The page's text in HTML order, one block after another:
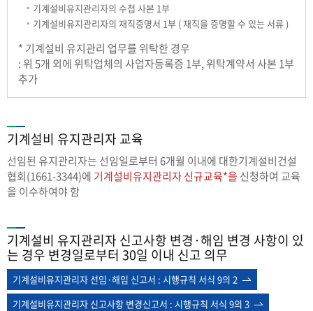
기계설비유지관리자의 수첩 사본 1부
기계설비유지관리자의 재직증명서 1부 ( 재직을 증명할 수 있는 서류 )
* 기계설비 유지관리 업무를 위탁한 경우
: 위 5개 외에 위탁업체의 사업자등록증 1부, 위탁계약서 사본 1부
추가
기계설비 유지관리자 교육
선임된 유지관리자는 선임일로부터 6개월 이내에 대한기계설비건설
협회(1661-3344)에 기계설비유지관리자 신규교육*을 신청하여 교육
을 이수하여야 함
기계설비 유지관리자 신고사항 변경·해임 변경 사항이 있
는 경우 변경일로부터 30일 이내 신고 의무
기계설비유지관리자 선임·해임 신고서 : 시행규칙 서식 9의 2
기계설비유지관리자 신고사항 변경신고서 : 시행규칙 서식 9의 3